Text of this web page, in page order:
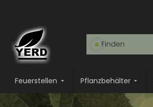
Feuerstellen Pflanzbehälter